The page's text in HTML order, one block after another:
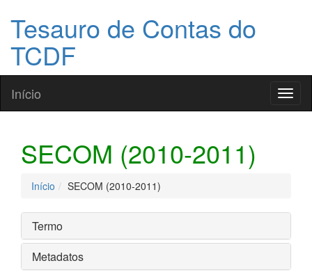
Tesauro de Contas do
TCDF
Início
SECOM (2010-2011)
Início SECOM (2010-2011)
Termo
Metadatos